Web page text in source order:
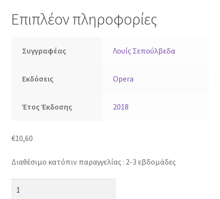
Επιπλέον πληροφορίες
Συγγραφέας Λουίς Σεπούλβεδα
Εκδόσεις Opera
Έτος Έκδοσης 2018
€10,60
Διαθέσιμο κατόπιν παραγγελίας : 2-3 εβδομάδες